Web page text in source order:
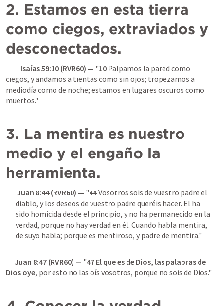
2. Estamos en esta tierra
como ciegos, extraviados y
desconectados.
Isaías 59:10 (RVR60) — "10 Palpamos la pared como
ciegos, y andamos a tientas como sin ojos; tropezamos a
mediodía como de noche; estamos en lugares oscuros como
muertos."
3. La mentira es nuestro
medio y el engaño la
herramienta.
Juan 8:44 (RVR60) — "44 Vosotros sois de vuestro padre el
diablo, y los deseos de vuestro padre queréis hacer. El ha
sido homicida desde el principio, y no ha permanecido en la
verdad, porque no hay verdad en él. Cuando habla mentira,
de suyo habla; porque es mentiroso, y padre de mentira."
Juan 8:47 (RVR60) — "47 El que es de Dios, las palabras de
Dios oye; por esto no las oís vosotros, porque no sois de Dios."